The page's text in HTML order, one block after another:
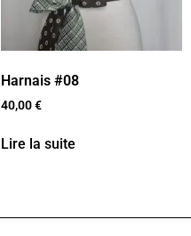
Harnais #08
40,00€
Lire la suite